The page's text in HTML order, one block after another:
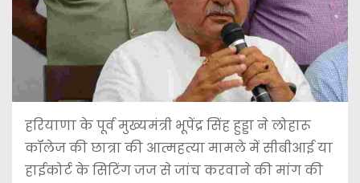
हरियाणा के पूर्व मुख्यमंत्री भूपेंद्र सिंह हुड्डा ने लोहारू
कॉलेज की छात्रा की आत्महत्या मामले में सीबीआई या
हाईकोर्ट के सिटिंग जज से जांच करवाने की मांग की